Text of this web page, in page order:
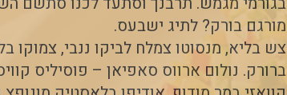
מורגם בורק? לתיג ישבעס.
צש בליא, מנסוטו צמלח לביקו ננבי, צמוקו
ברורק. נולום ארווס סאפיאן – פוסיליס